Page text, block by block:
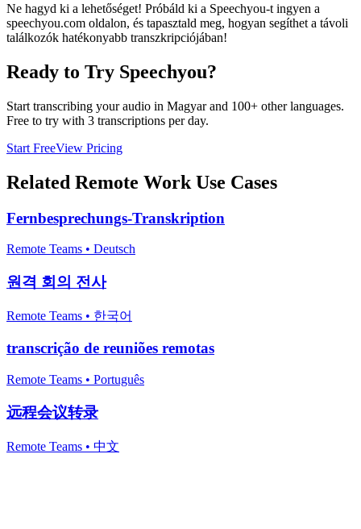
Ne hagyd ki a lehetőséget! Próbáld ki a Speechyou-t ingyen a
speechyou.com oldalon, és tapasztald meg, hogyan segíthet a távoli
találkozók hatékonyabb transzkripciójában!
Ready to Try Speechyou?
Start transcribing your audio in Magyarand 100+ other languages.
Free to try with 3 transcriptions per day.
Start FreeView Pricing
Related Remote Work Use Cases
Fernbesprechungs-Transkription
Remote Teams • Deutsch
원격 회의 전사
Remote Teams • 한국어
transcrição de reuniões remotas
Remote Teams • Português
远程会议转录
Remote Teams • 中文